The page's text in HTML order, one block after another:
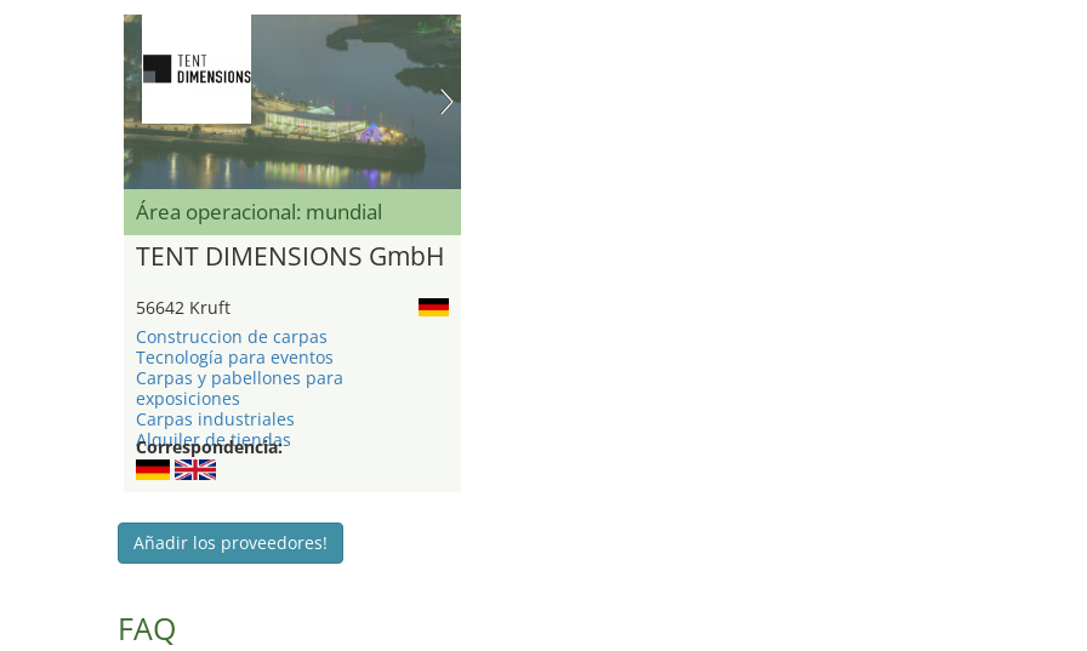
Área operacional: mundial
TENT DIMENSIONS GmbH
56642 Kruft
Construccion de carpas
Tecnología para eventos
Carpas y pabellones para
exposiciones
Carpas industriales
Alquiler de tiendas
Correspondencia:
Añadir los proveedores!
FAQ